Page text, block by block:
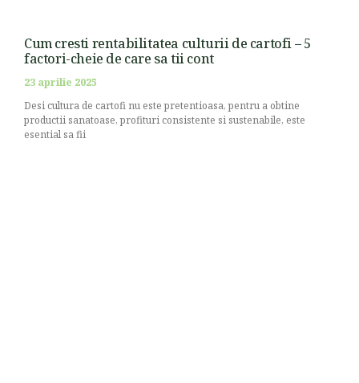
Cum cresti rentabilitatea culturii de cartofi – 5
factori-cheie de care sa tii cont
23 aprilie 2025
Desi cultura de cartofi nu este pretentioasa, pentru a obtine
productii sanatoase, profituri consistente si sustenabile, este
esential sa fii